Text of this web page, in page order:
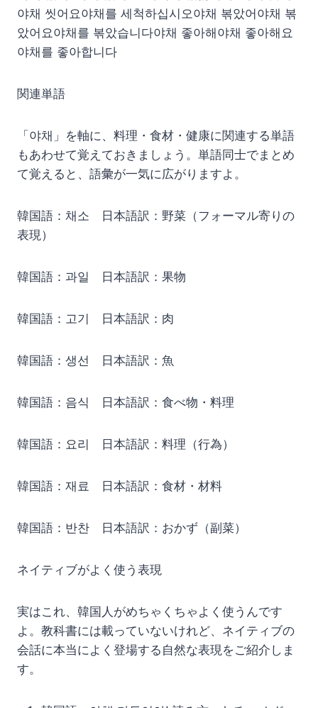
야채 씻어요야채를 세척하십시오야채 볶았어야채 볶
았어요야채를 볶았습니다야채 좋아해야채 좋아해요
야채를 좋아합니다
関連単語
「야채」を軸に、料理・食材・健康に関連する単語
もあわせて覚えておきましょう。単語同士でまとめ
て覚えると、語彙が一気に広がりますよ。
韓国語：채소 日本語訳：野菜（フォーマル寄りの
表現）
韓国語：과일 日本語訳：果物
韓国語：고기 日本語訳：肉
韓国語：생선 日本語訳：魚
韓国語：음식 日本語訳：食べ物・料理
韓国語：요리 日本語訳：料理（行為）
韓国語：재료 日本語訳：食材・材料
韓国語：반찬 日本語訳：おかず（副菜）
ネイティブがよく使う表現
実はこれ、韓国人がめちゃくちゃよく使うんです
よ。教科書には載っていないけれど、ネイティブの
会話に本当によく登場する自然な表現をご紹介しま
す。